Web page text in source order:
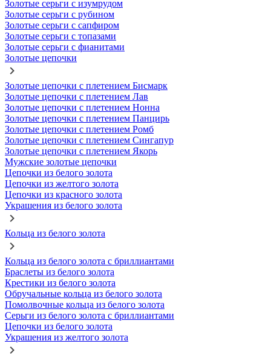
Золотые серьги с изумрудом
Золотые серьги с рубином
Золотые серьги с сапфиром
Золотые серьги с топазами
Золотые серьги с фианитами
Золотые цепочки
Золотые цепочки с плетением Бисмарк
Золотые цепочки с плетением Лав
Золотые цепочки с плетением Нонна
Золотые цепочки с плетением Панцирь
Золотые цепочки с плетением Ромб
Золотые цепочки с плетением Сингапур
Золотые цепочки с плетением Якорь
Мужские золотые цепочки
Цепочки из белого золота
Цепочки из желтого золота
Цепочки из красного золота
Украшения из белого золота
Кольца из белого золота
Кольца из белого золота с бриллиантами
Браслеты из белого золота
Крестики из белого золота
Обручальные кольца из белого золота
Помолвочные кольца из белого золота
Серьги из белого золота с бриллиантами
Цепочки из белого золота
Украшения из желтого золота